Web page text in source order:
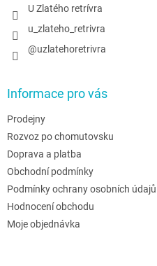
U Zlatého retrívra
u_zlateho_retrivra
@uzlatehoretrivra
Informace pro vás
Prodejny
Rozvoz po chomutovsku
Doprava a platba
Obchodní podmínky
Podmínky ochrany osobních údajů
Hodnocení obchodu
Moje objednávka